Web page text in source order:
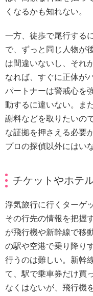
くなるかも知れない。
一方、徒歩で尾行する
で、ずっと同じ人物が
は間違いないし、それ
なれば、すぐに正体が
パートナーは警戒心を
動するに違いない。ま
謝料などを取りたいの
な証拠を押さえる必要
プロの探偵以外にはい
チケットやホテ
浮気旅行に行くターゲ
その行先の情報を把握
が飛行機や新幹線で移
の駅や空港で乗り降り
行うのは難しい。新幹
て、駅で乗車券だけ買
なくはないが、飛行機